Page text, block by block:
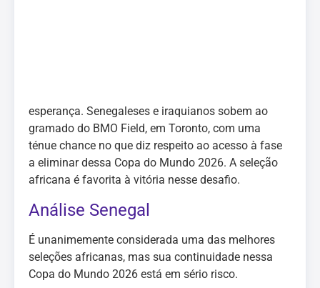
esperança. Senegaleses e iraquianos sobem ao
gramado do BMO Field, em Toronto, com uma
ténue chance no que diz respeito ao acesso à fase
a eliminar dessa Copa do Mundo 2026. A seleção
africana é favorita à vitória nesse desafio.
Análise Senegal
É unanimemente considerada uma das melhores
seleções africanas, mas sua continuidade nessa
Copa do Mundo 2026 está em sério risco.